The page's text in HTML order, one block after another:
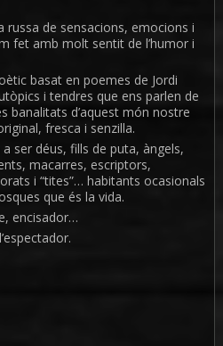
russa de sensacions, emocions i
fet amb molt sentit de l’humor i
basat en poemes de Jordi
i tendres que ens parlen de
banalitats d’aquest món nostre
fresca i senzilla.
ser déus, fills de puta, àngels,
macarres, escriptors,
i “tites”… habitants ocasionals
que és la vida.
encisador…